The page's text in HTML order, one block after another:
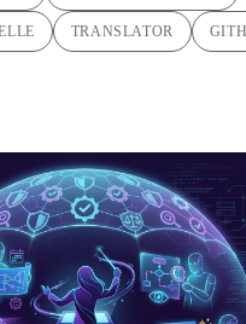
TRANSLATOR